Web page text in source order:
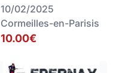
10/02/2025
Cormeilles-en-Parisis
10.00€